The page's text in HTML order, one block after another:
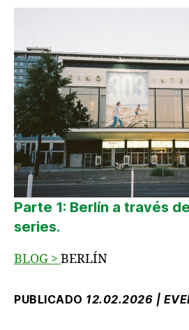
Parte 1: Berlín a través
series.
BLOG > BERLÍN
PUBLICADO 12.02.2026 |